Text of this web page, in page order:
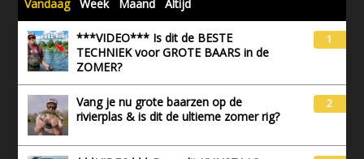
Vandaag Week Maand Altijd
***VIDEO*** Is dit de BESTE
TECHNIEK voor GROTE BAARS in de
ZOMER?
1
Vang je nu grote baarzen op de
rivierplas & is dit de ultieme zomer rig?
2